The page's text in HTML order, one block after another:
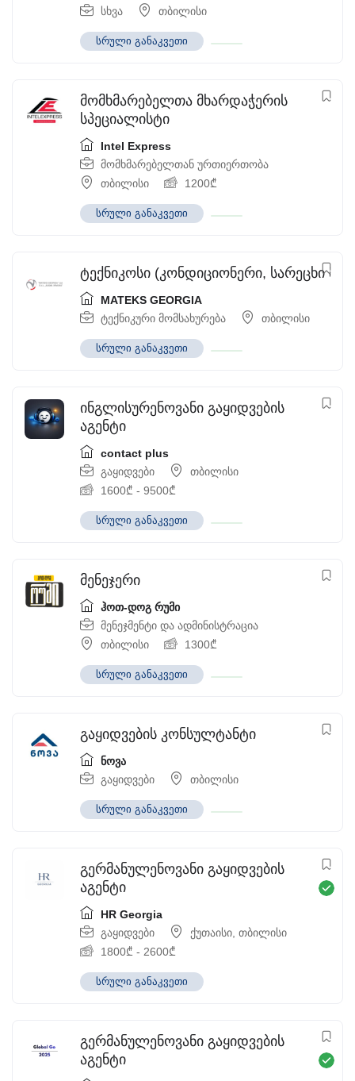
სხვა
თბილისი
სრული განაკვეთი
მომხმარებელთა მხარდაჭერის
სპეციალისტი
Intel Express
მომხმარებელთან ურთიერთობა
თბილისი
1200₾
სრული განაკვეთი
ტექნიკოსი (კონდიციონერი, სარეცხი
MATEKS GEORGIA
ტექნიკური მომსახურება
თბილისი
სრული განაკვეთი
ინგლისურენოვანი გაყიდვების
აგენტი
contact plus
გაყიდვები
თბილისი
1600₾ - 9500₾
სრული განაკვეთი
მენეჯერი
ჰოთ-დოგ რუმი
მენეჯმენტი და ადმინისტრაცია
თბილისი
1300₾
სრული განაკვეთი
გაყიდვების კონსულტანტი
ნოვა
გაყიდვები
თბილისი
სრული განაკვეთი
გერმანულენოვანი გაყიდვების
აგენტი
HR Georgia
გაყიდვები
ქუთაისი თბილისი
1800₾ - 2600₾
სრული განაკვეთი
გერმანულენოვანი გაყიდვების
აგენტი